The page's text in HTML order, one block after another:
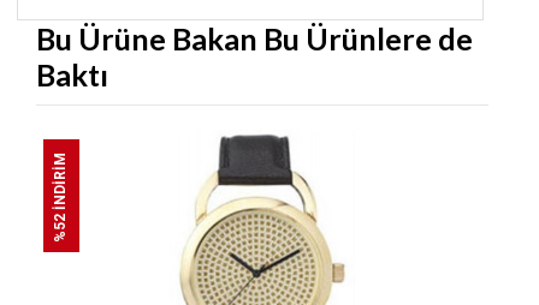
Bu Ürüne Bakan Bu Ürünlere de
Baktı
%52 İNDİRİM